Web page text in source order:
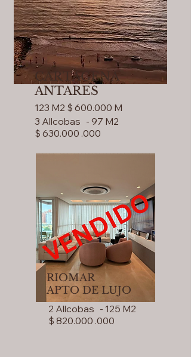
CARTAGENA
ANTARES
123 M2 $ 600.000 M
3 Allcobas - 97 M2
$ 630.000 .000
RIOMAR
APTO DE LUJO
2 Allcobas - 125 M2
$ 820.000 .000